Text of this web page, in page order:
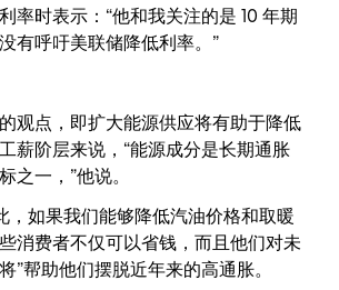
率时表示：“他和我关注的是 10 年期
有呼吁美联储降低利率。​​”
观点，即扩大能源供应将有助于降低
薪阶层来说，“能源成分是长期通胀
之一，”他说。
，如果我们能够降低汽油价格和取暖
消费者不仅可以省钱，而且他们对未
”帮助他们摆脱近年来的高通胀。